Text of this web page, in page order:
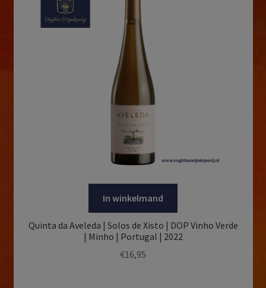
In winkelmand
Quinta da Aveleda | Solos de Xisto | DOP Vinho Verde
| Minho | Portugal | 2022
€16,95